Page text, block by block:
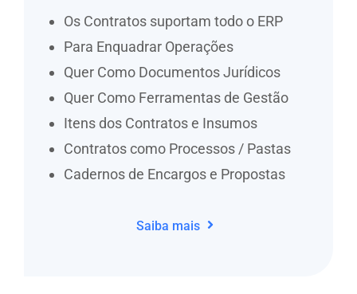
Os Contratos suportam todo o ERP
Para Enquadrar Operações
Quer Como Documentos Jurídicos
Quer Como Ferramentas de Gestão
Itens dos Contratos e Insumos
Contratos como Processos / Pastas
Cadernos de Encargos e Propostas
Saiba mais